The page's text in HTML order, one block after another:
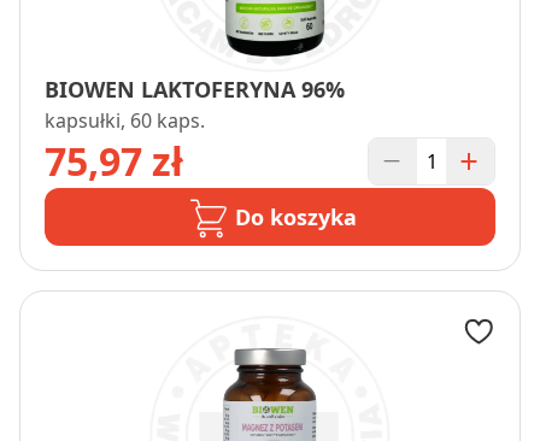
BIOWEN LAKTOFERYNA 96%
kapsułki, 60 kaps.
75,97 zł
Do koszyka